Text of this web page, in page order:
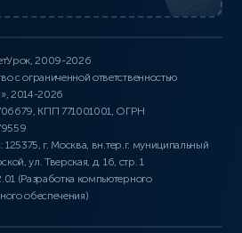
2009-2026
с ограниченной ответственностью
2014-2026
КПП 771001001, ОГРН
г. Москва, вн.тер.г. муниципальный
ул. Тверская, д. 16, стр. 1
(Разработка компьютерного
обеспечения)